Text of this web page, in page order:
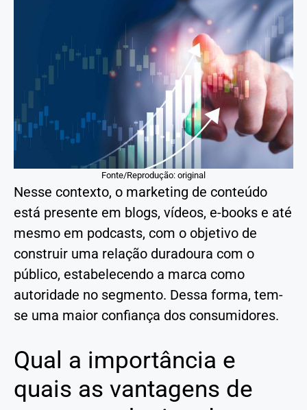
Fonte/Reprodução: original
Nesse contexto, o marketing de conteúdo
está presente em blogs, vídeos, e-books e até
mesmo em podcasts, com o objetivo de
construir uma relação duradoura com o
público, estabelecendo a marca como
autoridade no segmento. Dessa forma, tem-
se uma maior confiança dos consumidores.
Qual a importância e
quais as vantagens de